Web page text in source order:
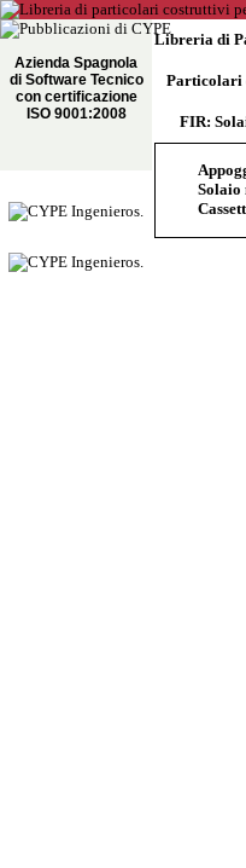
Azienda Spagnola
di Software Tecnico
con certificazione
ISO 9001:2008
Libreria di
Particolari
FIR:
Solaio